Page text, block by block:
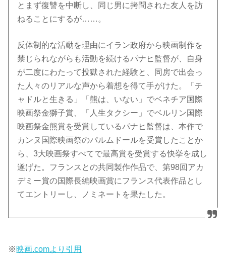
とまず復讐を中断し、同じ男に拷問された友人を訪
ねることにするが……。
反体制的な活動を理由にイラン政府から映画制作を
禁じられながらも活動を続けるパナヒ監督が、自身
が二度にわたって投獄された経験と、同房で出会っ
た人々のリアルな声から着想を得て手がけた。「チ
ャドルと生きる」「熊は、いない」でベネチア国際
映画祭金獅子賞、「人生タクシー」でベルリン国際
映画祭金熊賞を受賞しているパナヒ監督は、本作で
カンヌ国際映画祭のパルムドールを受賞したことか
ら、3大映画祭すべてで最高賞を受賞する快挙を成し
遂げた。フランスとの共同製作作品で、第98回アカ
デミー賞の国際長編映画賞にフランス代表作品とし
てエントリーし、ノミネートを果たした。
※映画.comより引用